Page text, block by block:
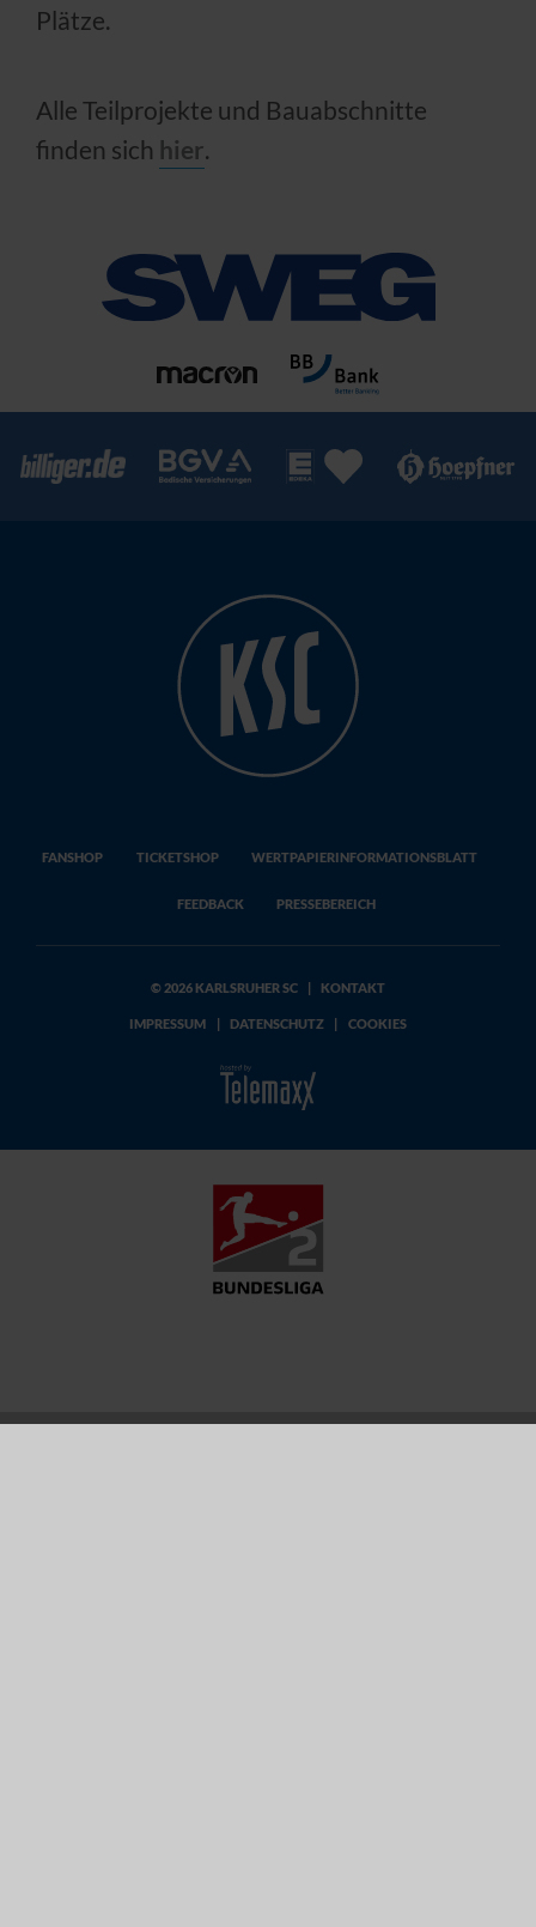
Plätze.
Alle Teilprojekte und Bauabschnitte
finden sich hier.
FANSHOP TICKETSHOP WERTPAPIERINFORMATIONSBLATT
FEEDBACK PRESSEBEREICH
© 2026 KARLSRUHER SC KONTAKT
IMPRESSUM | DATENSCHUTZ | COOKIES